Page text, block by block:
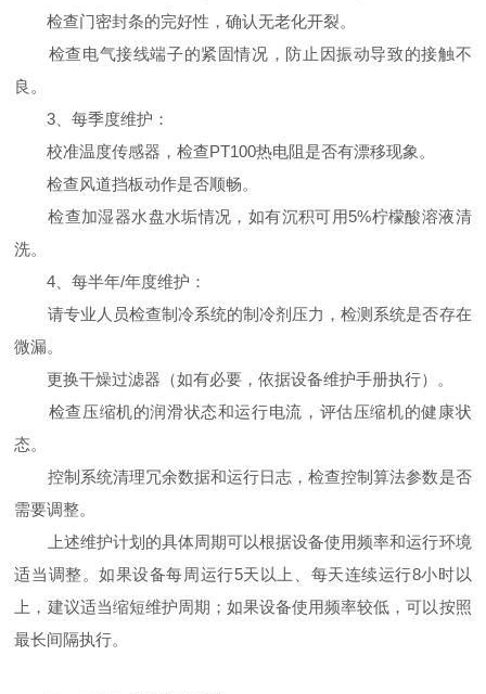
检查门密封条的完好性，确认无老化开裂。
检查电气接线端子的紧固情况，防止因振动导致的接触不
良。
3、每季度维护：
校准温度传感器，检查PT100热电阻是否有漂移现象。
检查风道挡板动作是否顺畅。
检查加湿器水盘水垢情况，如有沉积可用5%柠檬酸溶液清
洗。
4、每半年/年度维护：
请专业人员检查制冷系统的制冷剂压力，检测系统是否存在
微漏。
更换干燥过滤器（如有必要，依据设备维护手册执行）。
检查压缩机的润滑状态和运行电流，评估压缩机的健康状
态。
控制系统清理冗余数据和运行日志，检查控制算法参数是否
需要调整。
上述维护计划的具体周期可以根据设备使用频率和运行环境
适当调整。如果设备每周运行5天以上、每天连续运行8小时以
上，建议适当缩短维护周期；如果设备使用频率较低，可以按照
最长间隔执行。